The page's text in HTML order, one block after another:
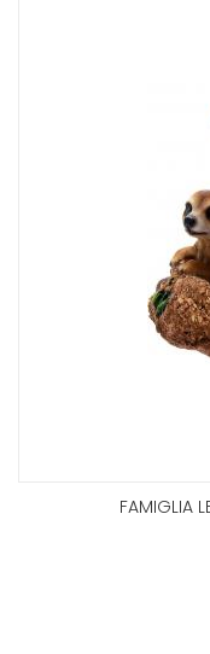
FAMIGLIA